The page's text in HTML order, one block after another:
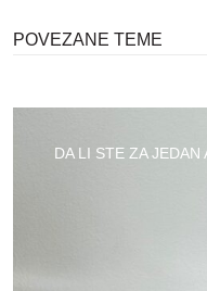
POVEZANE TEME
DA LI STE ZA